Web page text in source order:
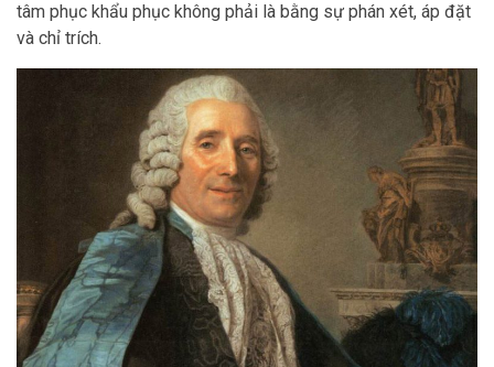
tâm phục khẩu phục không phải là bằng sự phán xét, áp đặt
và chỉ trích.